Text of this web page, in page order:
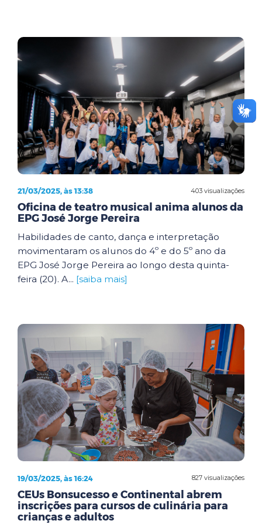
403 visualizações
21/03/2025, às 13:38
Oficina de teatro musical anima alunos da
EPG José Jorge Pereira
Habilidades de canto, dança e interpretação
movimentaram os alunos do 4º e do 5º ano da
EPG José Jorge Pereira ao longo desta quinta-
feira (20). A... [saiba mais]
827 visualizações
19/03/2025, às 16:24
CEUs Bonsucesso e Continental abrem
inscrições para cursos de culinária para
crianças e adultos